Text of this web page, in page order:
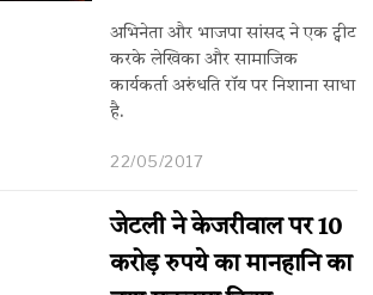
अभिनेता और भाजपा सांसद ने एक ट्वीट
करके लेखिका और सामाजिक
कार्यकर्ता अरुंधति रॉय पर निशाना साधा
है.
22/05/2017
जेटली ने केजरीवाल पर 10
करोड़ रुपये का मानहानि का